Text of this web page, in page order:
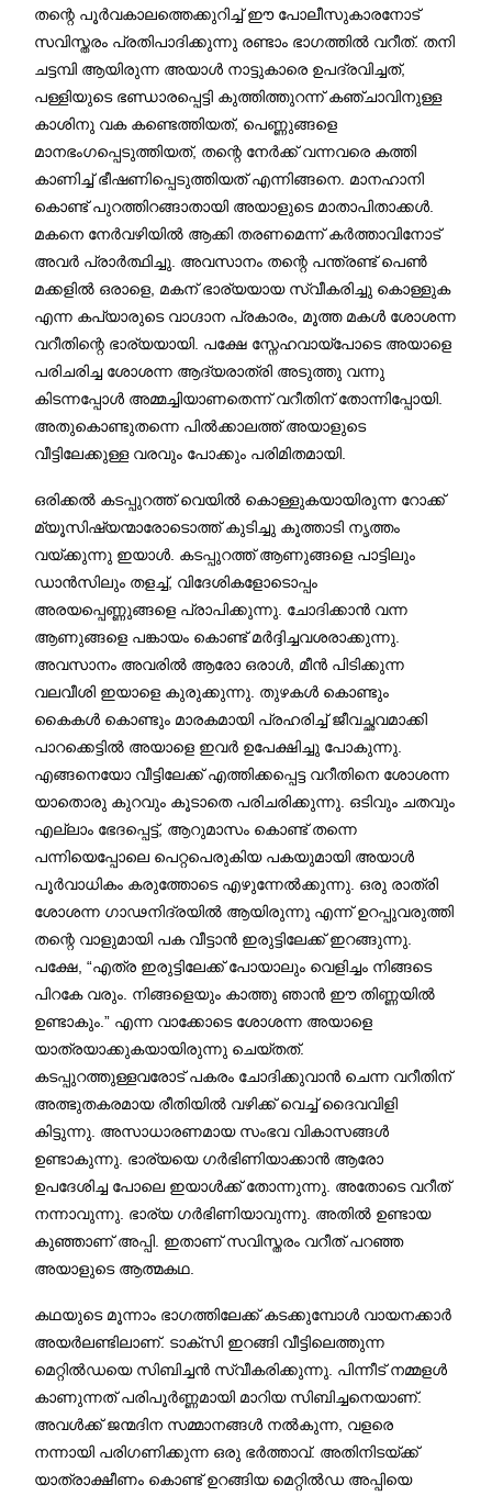
തന്റെ പൂർവകാലത്തെക്കുറിച്ച് ഈ പോലീസുകാരനോട്
സവിസ്തരം പ്രതിപാദിക്കുന്നു രണ്ടാം ഭാഗത്തിൽ വറീത്. തനി
ചട്ടമ്പി ആയിരുന്ന അയാൾ നാട്ടുകാരെ ഉപദ്രവിച്ചത്,
പള്ളിയുടെ ഭണ്ഡാരപ്പെട്ടി കുത്തിത്തുറന്ന് കഞ്ചാവിനുള്ള
കാശിനു വക കണ്ടെത്തിയത്, പെണ്ണുങ്ങളെ
മാനഭംഗപ്പെടുത്തിയത്, തന്റെ നേർക്ക് വന്നവരെ കത്തി
കാണിച്ച് ഭീഷണിപ്പെടുത്തിയത് എന്നിങ്ങനെ. മാനഹാനി
കൊണ്ട് പുറത്തിറങ്ങാതായി അയാളുടെ മാതാപിതാക്കൾ.
മകനെ നേർവഴിയിൽ ആക്കി തരണമെന്ന് കർത്താവിനോട്
അവർ പ്രാർത്ഥിച്ചു. അവസാനം തന്റെ പന്ത്രണ്ട് പെൺ
മക്കളിൽ ഒരാളെ, മകന് ഭാര്യയായ സ്വീകരിച്ചു കൊള്ളുക
എന്ന കപ്യാരുടെ വാഗ്ദാന പ്രകാരം, മൂത്ത മകൾ ശോശന്ന
വറീതിന്റെ ഭാര്യയായി. പക്ഷേ സ്നേഹവായ്പോടെ അയാളെ
പരിചരിച്ച ശോശന്ന ആദ്യരാത്രി അടുത്തു വന്നു
കിടന്നപ്പോൾ അമ്മച്ചിയാണതെന്ന് വറീതിന് തോന്നിപ്പോയി.
അതുകൊണ്ടുതന്നെ പിൽക്കാലത്ത് അയാളുടെ
വീട്ടിലേക്കുള്ള വരവും പോക്കും പരിമിതമായി.
ഒരിക്കൽ കടപ്പുറത്ത് വെയിൽ കൊള്ളുകയായിരുന്ന റോക്ക്
മ്യൂസിഷ്യന്മാരോടൊത്ത് കുടിച്ചു കൂത്താടി നൃത്തം
വയ്ക്കുന്നു ഇയാൾ. കടപ്പുറത്ത് ആണുങ്ങളെ പാട്ടിലും
ഡാൻസിലും തളച്ച്, വിദേശികളോടൊപ്പം
അരയപ്പെണ്ണുങ്ങളെ പ്രാപിക്കുന്നു. ചോദിക്കാൻ വന്ന
ആണുങ്ങളെ പങ്കായം കൊണ്ട് മർദ്ദിച്ചവശരാക്കുന്നു.
അവസാനം അവരിൽ ആരോ ഒരാൾ, മീൻ പിടിക്കുന്ന
വലവീശി ഇയാളെ കുരുക്കുന്നു. തുഴകൾ കൊണ്ടും
കൈകൾ കൊണ്ടും മാരകമായി പ്രഹരിച്ച് ജീവച്ഛവമാക്കി
പാറക്കെട്ടിൽ അയാളെ ഇവർ ഉപേക്ഷിച്ചു പോകുന്നു.
എങ്ങനെയോ വീട്ടിലേക്ക് എത്തിക്കപ്പെട്ട വറീതിനെ ശോശന്ന
യാതൊരു കുറവും കൂടാതെ പരിചരിക്കുന്നു. ഒടിവും ചതവും
എല്ലാം ഭേദപ്പെട്ട്, ആറുമാസം കൊണ്ട് തന്നെ
പന്നിയെപ്പോലെ പെറ്റപെരുകിയ പകയുമായി അയാൾ
പൂർവാധികം കരുത്തോടെ എഴുന്നേൽക്കുന്നു. ഒരു രാത്രി
ശോശന്ന ഗാഢനിദ്രയിൽ ആയിരുന്നു എന്ന് ഉറപ്പുവരുത്തി
തന്റെ വാളുമായി പക വീട്ടാൻ ഇരുട്ടിലേക്ക് ഇറങ്ങുന്നു.
പക്ഷേ, “എത്ര ഇരുട്ടിലേക്ക് പോയാലും വെളിച്ചം നിങ്ങടെ
പിറകേ വരും. നിങ്ങളെയും കാത്തു ഞാൻ ഈ തിണ്ണയിൽ
ഉണ്ടാകും.” എന്ന വാക്കോടെ ശോശന്ന അയാളെ
യാത്രയാക്കുകയായിരുന്നു ചെയ്തത്.
കടപ്പുറത്തുള്ളവരോട് പകരം ചോദിക്കുവാൻ ചെന്ന വറീതിന്
അത്ഭുതകരമായ രീതിയിൽ വഴിക്ക് വെച്ച് ദൈവവിളി
കിട്ടുന്നു. അസാധാരണമായ സംഭവ വികാസങ്ങൾ
ഉണ്ടാകുന്നു. ഭാര്യയെ ഗർഭിണിയാക്കാൻ ആരോ
ഉപദേശിച്ച പോലെ ഇയാൾക്ക് തോന്നുന്നു. അതോടെ വറീത്
നന്നാവുന്നു. ഭാര്യ ഗർഭിണിയാവുന്നു. അതിൽ ഉണ്ടായ
കുഞ്ഞാണ് അപ്പി. ഇതാണ് സവിസ്തരം വറീത് പറഞ്ഞ
അയാളുടെ ആത്മകഥ.
കഥയുടെ മൂന്നാം ഭാഗത്തിലേക്ക് കടക്കുമ്പോൾ വായനക്കാർ
അയർലണ്ടിലാണ്. ടാക്സി ഇറങ്ങി വീട്ടിലെത്തുന്ന
മെറ്റിൽഡയെ സിബിച്ചൻ സ്വീകരിക്കുന്നു. പിന്നീട് നമ്മളൾ
കാണുന്നത് പരിപൂർണ്ണമായി മാറിയ സിബിച്ചനെയാണ്.
അവൾക്ക് ജന്മദിന സമ്മാനങ്ങൾ നൽകുന്ന, വളരെ
നന്നായി പരിഗണിക്കുന്ന ഒരു ഭർത്താവ്. അതിനിടയ്ക്ക്
യാത്രാക്ഷീണം കൊണ്ട് ഉറങ്ങിയ മെറ്റിൽഡ അപ്പിയെ